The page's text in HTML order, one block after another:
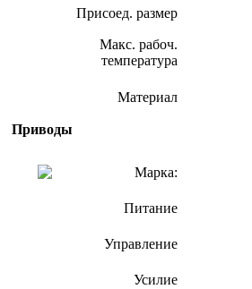
Присоед. размер
Макс. рабоч.
температура
Материал
Приводы
Марка:
Питание
Управление
Усилие